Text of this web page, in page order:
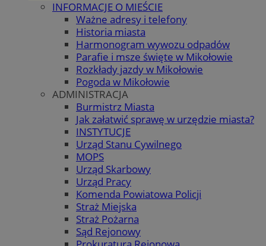
INFORMACJE O MIEŚCIE
Ważne adresy i telefony
Historia miasta
Harmonogram wywozu odpadów
Parafie i msze święte w Mikołowie
Rozkłady jazdy w Mikołowie
Pogoda w Mikołowie
ADMINISTRACJA
Burmistrz Miasta
Jak załatwić sprawę w urzędzie miasta?
INSTYTUCJE
Urząd Stanu Cywilnego
MOPS
Urząd Skarbowy
Urząd Pracy
Komenda Powiatowa Policji
Straż Miejska
Straż Pożarna
Sąd Rejonowy